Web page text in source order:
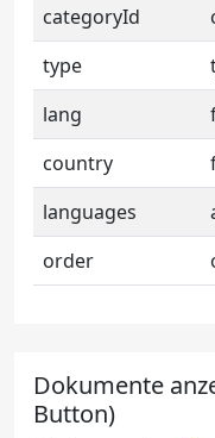
categoryId
type
lang
country
languages
order
Dokumente
Button)